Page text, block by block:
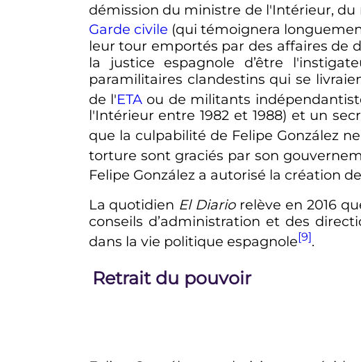
démission du ministre de l'Intérieur,
Garde civile (qui témoignera
leur tour emportés par des affaires de
la justice espagnole d’être
paramilitaires clandestins qui se
de l'ETA ou de militants
l'Intérieur entre 1982 et 1988) et un
que la culpabilité de Felipe González
torture sont graciés par son
Felipe González a autorisé la création
La quotidien El Diariorelève en 2016
conseils d’administration et des
dans la vie politique espagnole[9].
Retrait du pouvoir